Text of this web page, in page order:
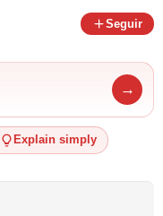
Seguir
→
Explain simply